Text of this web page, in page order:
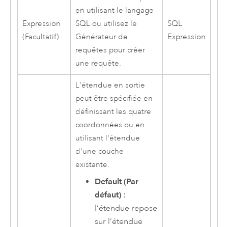
Expression
(Facultatif)
en utilisant le langage
SQL ou utilisez le
Générateur de
requêtes pour créer
une requête.
SQL
Expression
L'étendue en sortie
peut être spécifiée en
définissant les quatre
coordonnées ou en
utilisant l'étendue
d'une couche
existante.
Default (Par
défaut) :
l’étendue repose
sur l’étendue